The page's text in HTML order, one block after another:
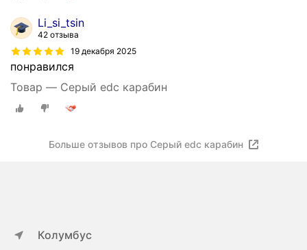
Li_si_tsin
42 отзыва
19 декабря 2025
понравился
Товар — Серый edc карабин
Больше отзывов про Серый edc карабин
Колумбус